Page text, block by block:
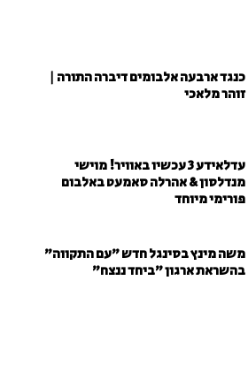
כנגד ארבעה אלבומים דיברה התורה |
זוהר מלאכי
עדלאידע 3 עכשיו באוויר! מוישי
מנדלסון & אהרלה סאמעט באלבום
פורימי מיוחד
משה מינץ בסינגל חדש ״עם התקווה״
בהשראת ארגון "ביחד ננצח"